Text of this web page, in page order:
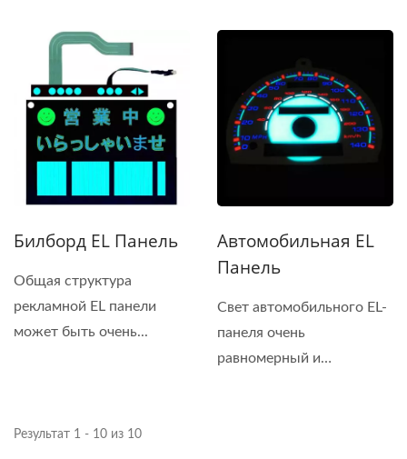
Билборд EL Панель
Общая структура
рекламной EL панели
может быть очень...
Автомобильная EL
Панель
Свет автомобильного EL-
панеля очень
равномерный и
Результат 1 - 10 из 10